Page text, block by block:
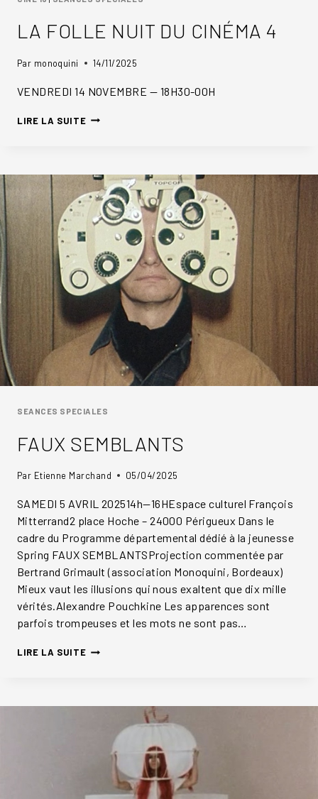
LA FOLLE NUIT DU CINÉMA 4
Par monoquini 14/11/2025
VENDREDI 14 NOVEMBRE — 18H30-00H
LIRE LA SUITELA
CINÉMA
4
SEANCES SPECIALES
FAUX SEMBLANTS
Par Etienne Marchand 05/04/2025
SAMEDI 5 AVRIL 202514h—16HEspace culturel François
Mitterrand2 place Hoche – 24000 Périgueux Dans le
cadre du Programme départemental dédié à la jeunesse
Spring FAUX SEMBLANTSProjection commentée par
Bertrand Grimault (association Monoquini, Bordeaux)
Mieux vaut les illusions qui nous exaltent que dix mille
vérités.Alexandre Pouchkine Les apparences sont
parfois trompeuses et les mots ne sont pas…
LIRE LA SUITEFAUX